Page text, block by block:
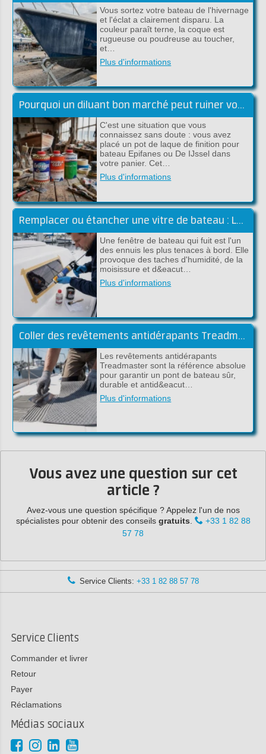
Vous sortez votre bateau de l'hivernage
et l'éclat a clairement disparu. La
couleur paraît terne, la coque est
rugueuse ou poudreuse au toucher,
et…
Plus d'informations
Pourquoi un diluant bon marché peut ruiner votre peinture haut de gamme
C'est une situation que vous
connaissez sans doute : vous avez
placé un pot de laque de finition pour
bateau Epifanes ou De IJssel dans
votre panier. Cet…
Plus d'informations
Remplacer ou étancher une vitre de bateau : Le guide complet (Sika)
Une fenêtre de bateau qui fuit est l'un
des ennuis les plus tenaces à bord. Elle
provoque des taches d'humidité, de la
moisissure et d&eacut…
Plus d'informations
Coller des revêtements antidérapants Treadmaster avec de la colle époxy (guide pratique)
Les revêtements antidérapants
Treadmaster sont la référence absolue
pour garantir un pont de bateau sûr,
durable et antid&eacut…
Plus d'informations
Vous avez une question sur cet
article ?
Avez-vous une question spécifique ? Appelez l'un de nos
spécialistes pour obtenir des conseils gratuits
+33 1 82 88
57 78
Service Clients: +33 1 82 88 57 78
Service Clients
Commander et livrer
Retour
Payer
Réclamations
Médias sociaux